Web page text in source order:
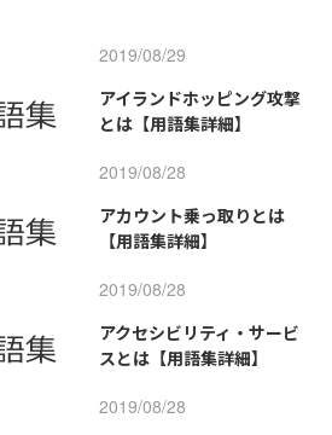
2019/08/29
アイランドホッピング攻撃
とは【用語集詳細】
2019/08/28
アカウント乗っ取りとは
【用語集詳細】
2019/08/28
アクセシビリティ・サービ
スとは【用語集詳細】
2019/08/28